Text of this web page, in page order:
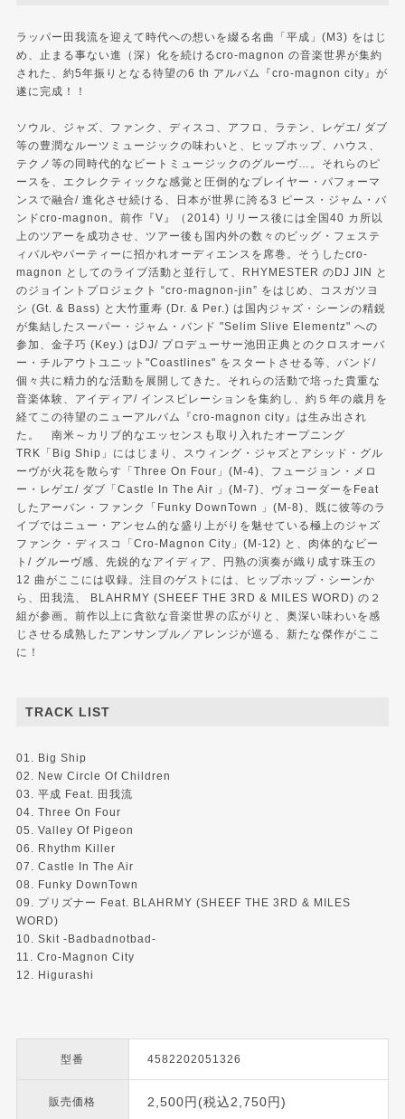
ラッパー田我流を迎えて時代への想いを綴る名曲「平成」(M3) をはじ
め、止まる事ない進（深）化を続けるcro-magnon の音楽世界が集約
された、約5年振りとなる待望の6 th アルバム『cro-magnon city』が
遂に完成！！
ソウル、ジャズ、ファンク、ディスコ、アフロ、ラテン、レゲエ/ ダブ
等の豊潤なルーツミュージックの味わいと、ヒップホップ、ハウス、
テクノ等の同時代的なビートミュージックのグルーヴ…。それらのピ
ースを、エクレクティックな感覚と圧倒的なプレイヤー・パフォーマ
ンスで融合/ 進化させ続ける、日本が世界に誇る3 ピース・ジャム・バ
ンドcro-magnon。前作『V』（2014) リリース後には全国40 カ所以
上のツアーを成功させ、ツアー後も国内外の数々のビッグ・フェステ
ィバルやパーティーに招かれオーディエンスを席巻。そうしたcro-
magnon としてのライブ活動と並行して、RHYMESTER のDJ JIN と
のジョイントプロジェクト “cro-magnon-jin” をはじめ、コスガツヨ
シ (Gt. & Bass) と大竹重寿 (Dr. & Per.) は国内ジャズ・シーンの精鋭
が集結したスーパー・ジャム・バンド "Selim Slive Elementz" への
参加、金子巧 (Key.) はDJ/ プロデューサー池田正典とのクロスオーバ
ー・チルアウトユニット"Coastlines" をスタートさせる等、バンド/
個々共に精力的な活動を展開してきた。それらの活動で培った貴重な
音楽体験、アイディア/ インスピレーションを集約し、約５年の歳月を
経てこの待望のニューアルバム『cro-magnon city』は生み出され
た。 南米～カリブ的なエッセンスも取り入れたオープニング
TRK「Big Ship」にはじまり、スウィング・ジャズとアシッド・グル
ーヴが火花を散らす「Three On Four」(M-4)、フュージョン・メロ
ー・レゲエ/ ダブ「Castle In The Air 」(M-7)、ヴォコーダーをFeat
したアーバン・ファンク「Funky DownTown 」(M-8)、既に彼等のラ
イブではニュー・アンセム的な盛り上がりを魅せている極上のジャズ
ファンク・ディスコ「Cro-Magnon City」(M-12) と、肉体的なビー
ト/ グルーヴ感、先鋭的なアイディア、円熟の演奏が織り成す珠玉の
12 曲がここには収録。注目のゲストには、ヒップホップ・シーンか
ら、田我流、 BLAHRMY (SHEEF THE 3RD & MILES WORD) の２
組が参画。前作以上に貪欲な音楽世界の広がりと、奥深い味わいを感
じさせる成熟したアンサンブル／アレンジが巡る、新たな傑作がここ
に！
TRACK LIST
01. Big Ship
02. New Circle Of Children
03. 平成 Feat. 田我流
04. Three On Four
05. Valley Of Pigeon
06. Rhythm Killer
07. Castle In The Air
08. Funky DownTown
09. プリズナー Feat. BLAHRMY (SHEEF THE 3RD & MILES
WORD)
10. Skit -Badbadnotbad-
11. Cro-Magnon City
12. Higurashi
型番 4582202051326
販売価格 2,500円(税込2,750円)